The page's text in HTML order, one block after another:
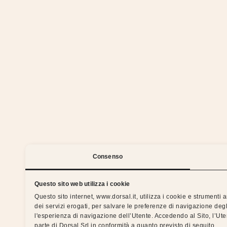
Consenso
Questo sito web utilizza i cookie
Questo sito internet, www.dorsal.it, utilizza i cookie e strumenti
dei servizi erogati, per salvare le preferenze di navigazione
l'esperienza di navigazione dell’Utente. Accedendo al Sito,
Silent nights with the Dorsal